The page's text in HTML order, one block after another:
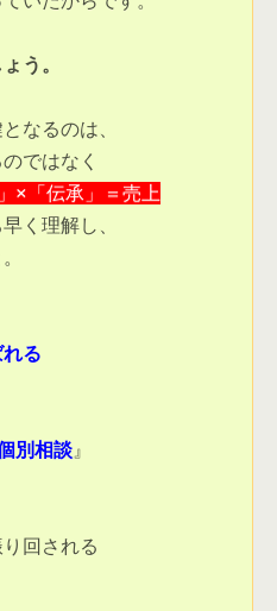
う。
。
別相談